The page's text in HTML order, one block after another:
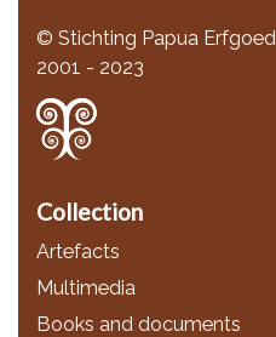
© Stichting Papua Erfgoed
2001 - 2023
Collection
Artefacts
Multimedia
Books and documents